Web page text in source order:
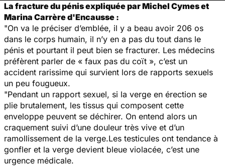
La fracture du pénis expliquée par Michel Cymes et
Marina Carrère d'Encausse :
"On va le préciser d’emblée, il y a beau avoir 206 os
dans le corps humain, il n’y en a pas du tout dans le
pénis et pourtant il peut bien se fracturer. Les médecins
préfèrent parler de « faux pas du coït », c’est un
accident rarissime qui survient lors de rapports sexuels
un peu fougueux.
"Pendant un rapport sexuel, si la verge en érection se
plie brutalement, les tissus qui composent cette
enveloppe peuvent se déchirer. On entend alors un
craquement suivi d’une douleur très vive et d’un
ramollissement de la verge.Les testicules ont tendance à
gonfler et la verge devient bleue violacée, c’est une
urgence médicale.